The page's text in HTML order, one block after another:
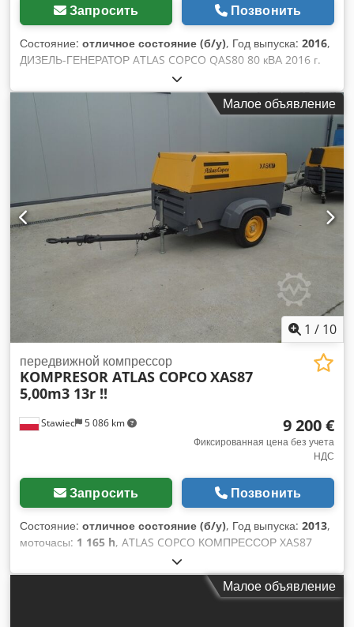
Запросить Позвонить
Состояние: отличное состояние (б/у), Год выпуска: 2016,
ДИЗЕЛЬ-ГЕНЕРАТОР ATLAS COPCO QAS80 80 кВА 2016 г.
Технические характеристики: Мощность: 80 кВА (64 кВт);
Год выпуска: 2016; Двигатель PERKINS Наработка: 2950
часов Генератор полностью исправен Цена нетто: 59 500
Малое объявление
1 / 10
Stawiec 5 086 km
передвижной компрессор
KOMPRESOR ATLAS COPCOXAS87
5,00m3 13r !!
9 200 €
Фиксированная цена без учета
НДС
Запросить Позвонить
Состояние: отличное состояние (б/у), Год выпуска: 2013,
моточасы: 1 165 h, ATLAS COPCO КОМПРЕССОР XAS87
5,00м3 13р ! Djdpfx Aotu E Eysg Usck Дизельный
компрессор ATLAS COPCO XAS87 после сервисного
обслуживания Технические данные: производительность
Малое объявление